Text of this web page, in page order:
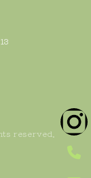
reserved.